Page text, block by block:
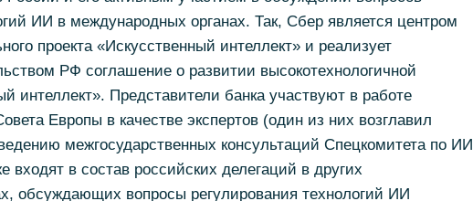
ИИ в международных органах. Так, Сбер является центром
проекта «Искусственный интеллект» и реализует
РФ соглашение о развитии высокотехнологичной
интеллект». Представители банка участвуют в работе
Европы в качестве экспертов (один из них возглавил
межгосударственных консультаций Спецкомитета по ИИ
входят в состав российских делегаций в других
обсуждающих вопросы регулирования технологий ИИ